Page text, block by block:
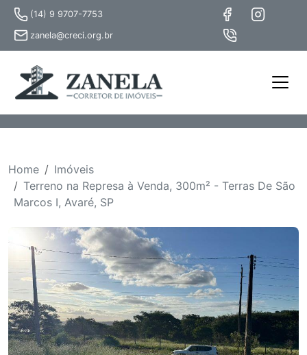
(14) 9 9707-7753
zanela@creci.org.br
Home
Imóveis
Terreno na Represa à Venda, 300m² - Terras De São
Marcos I, Avaré, SP